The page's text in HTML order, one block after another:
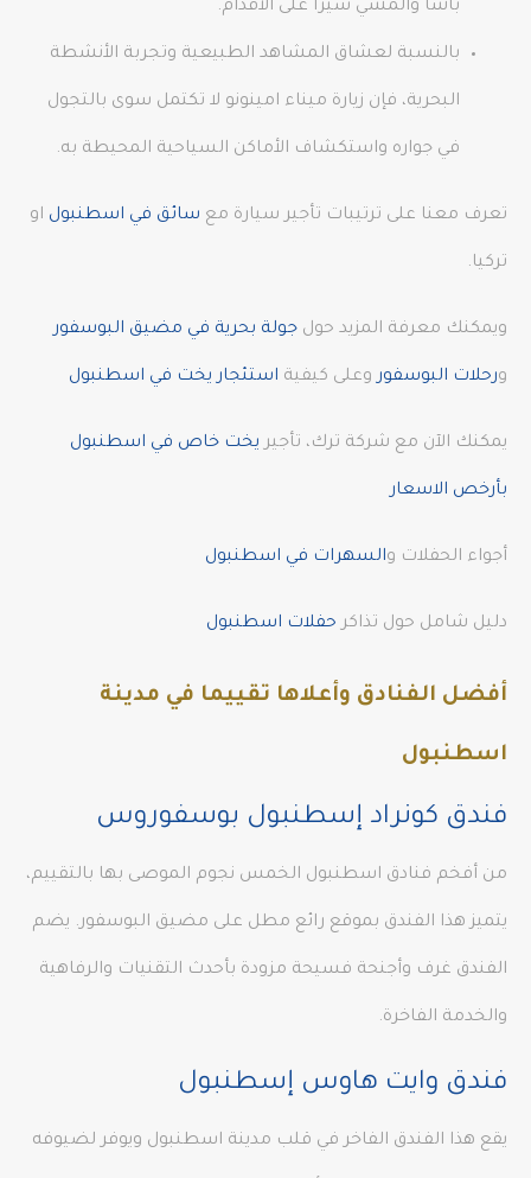
باشا والمشي سيرًا على الأقدام.
بالنسبة لعشاق المشاهد الطبيعية وتجربة الأنشطة
البحرية، فإن زيارة ميناء امينونو لا تكتمل سوى بالتجول
في جواره واستكشاف الأماكن السياحية المحيطة به.
تعرف معنا على ترتيبات تأجير سيارة مع سائق في اسطنبول او
تركيا.
ويمكنك معرفة المزيد حول جولة بحرية في مضيق البوسفور
ورحلات البوسفوروعلى كيفية استئجار يخت في اسطنبول
يمكنك الآن مع شركة ترك، تأجير يخت خاص في اسطنبول
بأرخص الاسعار
أجواء الحفلات والسهرات في اسطنبول
دليل شامل حول تذاكر حفلات اسطنبول
أفضل الفنادق وأعلاها تقييما في مدينة
اسطنبول
فندق كونراد إسطنبول بوسفوروس
من أفخم فنادق اسطنبول الخمس نجوم الموصى بها بالتقييم،
يتميز هذا الفندق بموقع رائع مطل على مضيق البوسفور. يضم
الفندق غرف وأجنحة فسيحة مزودة بأحدث التقنيات والرفاهية
والخدمة الفاخرة.
فندق وايت هاوس إسطنبول
يقع هذا الفندق الفاخر في قلب مدينة اسطنبول ويوفر لضيوفه